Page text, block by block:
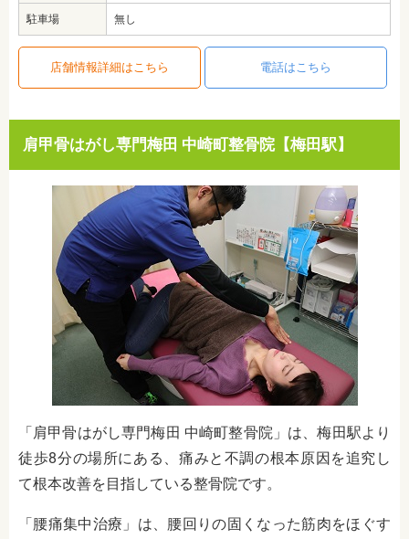
駐車場 無し
店舗情報詳細はこちら 電話はこちら
肩甲骨はがし専門梅田 中崎町整骨院【梅田駅】
「肩甲骨はがし専門梅田 中崎町整骨院」は、梅田駅より
徒歩8分の場所にある、痛みと不調の根本原因を追究し
て根本改善を目指している整骨院です。
「腰痛集中治療」は、腰回りの固くなった筋肉をほぐす